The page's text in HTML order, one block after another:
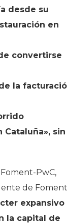
desde su
en
convertirse
la
sin
PwC,
de
expansivo
la capital de